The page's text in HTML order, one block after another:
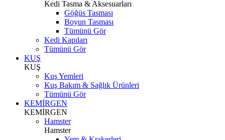
Kedi Tasma & Aksesuarları
Göğüs Tasması
Boyun Tasması
Tümünü Gör
Kedi Kapıları
Tümünü Gör
KUŞ
KUŞ
Kuş Yemleri
Kuş Bakım & Sağlık Ürünleri
Tümünü Gör
KEMİRGEN
KEMİRGEN
Hamster
Hamster